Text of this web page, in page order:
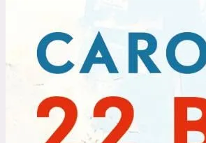
Wintersoldat